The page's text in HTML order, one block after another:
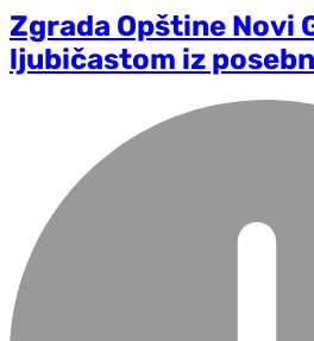
Zgrada Opštine Novi
ljubičastom iz